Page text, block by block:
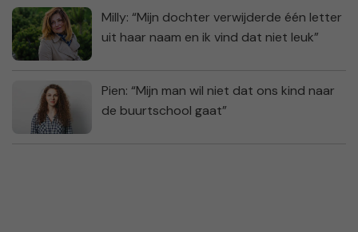
Milly: “Mijn dochter verwijderde één letter
uit haar naam en ik vind dat niet leuk”
Pien: “Mijn man wil niet dat ons kind naar
de buurtschool gaat”